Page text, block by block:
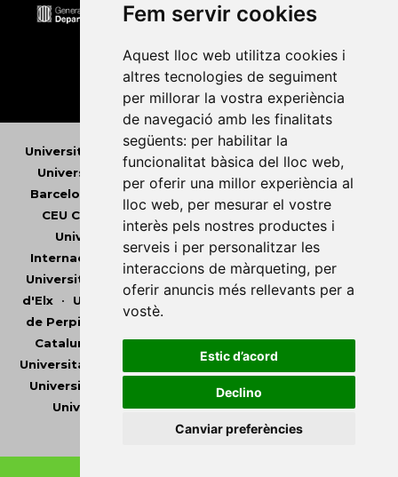
Fem servir cookies
Aquest lloc web utilitza cookies i
altres tecnologies de seguiment
per millorar la vostra experiència
de navegació amb les finalitats
següents: per habilitar la
funcionalitat bàsica del lloc web,
per oferir una millor experiència al
lloc web, per mesurar el vostre
interès pels nostres productes i
serveis i per personalitzar les
interaccions de màrqueting, per
oferir anuncis més rellevants per a
vostè.
Estic d’acord
Declino
Canviar preferències
Universitat Abat Oliba CEU • Universitat d'Alacant
Universitat d'Andorra•Universitat Autònoma de
Barcelona
Universitat de Barcelona •
Universitat
CEU Cardenal Herrera•Universitat de Girona
Universitat de les Illes Balears •
Universitat
Internacional de Catalunya
• Universitat Jaume I
Universitat de Lleida •
Universitat Miguel Hernández
d'Elx• Universitat Oberta de Catalunya •
Universitat
de Perpinyà Via Domitia
Catalunya
Universitat Politècnica de València•
Universitat Pompeu Fabra
•Universitat Ramon Llull
Universitat Rovira i Virgili
Universitat de Sàsser
Universitat de València•Universitat de Vic -
Universitat Central de Catalunya